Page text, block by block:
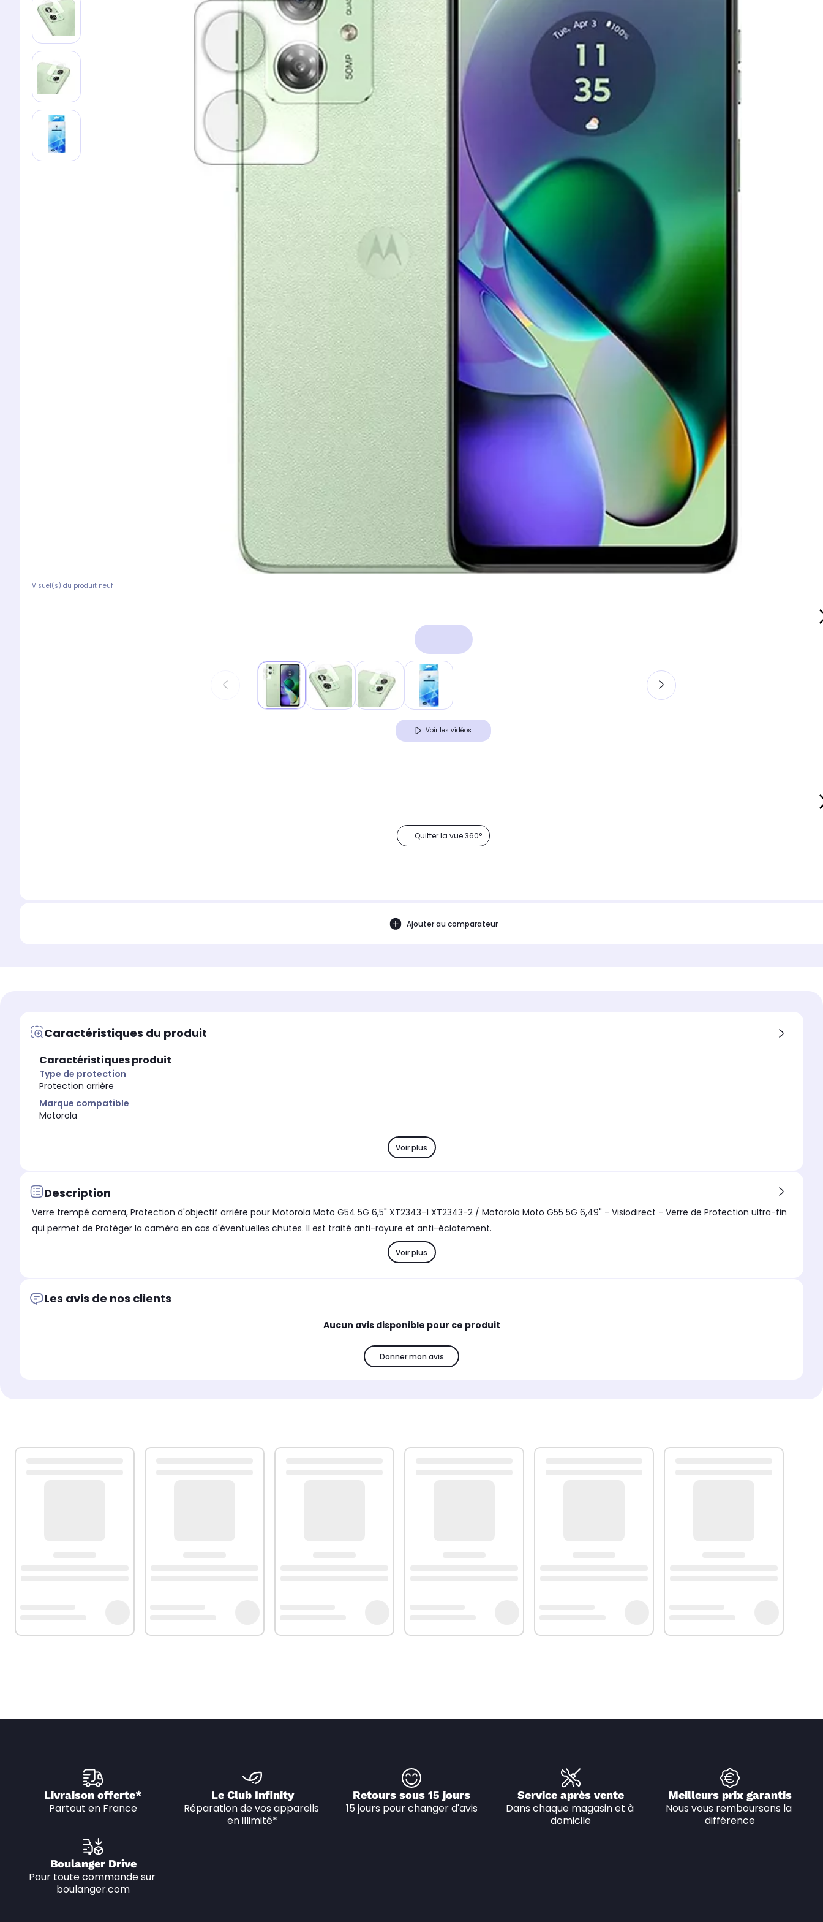
Visuel(s) du produit neuf
Voir les vidéos
Quitter la vue 360°
Ajouter au comparateur
Caractéristiques du produit
Caractéristiques produit
Type de protection
Protection arrière
Marque compatible
Motorola
Voir plus
Description
Verre trempé camera, Protection d'objectif arrière pour Motorola Moto G54 5G 6,5" XT2343-1 XT2343-2 / Motorola Moto G55 5G 6,49" - Visiodirect - Verre de Protection ultra-fin
qui permet de Protéger la caméra en cas d'éventuelles chutes. Il est traité anti-rayure et anti-éclatement.
Voir plus
Les avis de nos clients
Aucun avis disponible pour ce produit
Donner mon avis
Livraison offerte*
Partout en France
Le Club Infinity
Réparation de vos appareils
en illimité*
Retours sous 15 jours
15 jours pour changer d'avis
Service après vente
Dans chaque magasin et à
domicile
Meilleurs prix garantis
Nous vous remboursons la
différence
Boulanger Drive
Pour toute commande sur
boulanger.com